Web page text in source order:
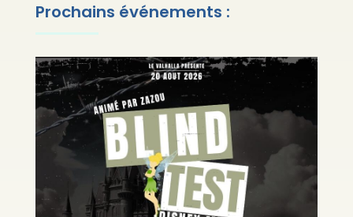
Prochains événements :